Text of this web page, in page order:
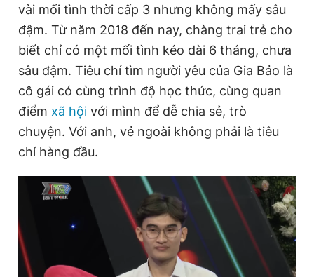
vài mối tình thời cấp 3 nhưng không mấy sâu
đậm. Từ năm 2018 đến nay, chàng trai trẻ cho
biết chỉ có một mối tình kéo dài 6 tháng, chưa
sâu đậm. Tiêu chí tìm người yêu của Gia Bảo là
cô gái có cùng trình độ học thức, cùng quan
điểm xã hội với mình để dễ chia sẻ, trò
chuyện. Với anh, vẻ ngoài không phải là tiêu
chí hàng đầu.